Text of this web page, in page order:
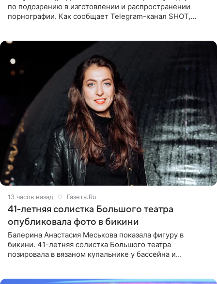
по подозрению в изготовлении и распространении
порнографии. Как сообщает Telegram-канал SHOT,
13 часов назад Газета.Ru
41-летняя солистка Большого театра
опубликовала фото в бикини
Балерина Анастасия Меськова показала фигуру в
бикини. 41-летняя солистка Большого театра
позировала в вязаном купальнике у бассейна и